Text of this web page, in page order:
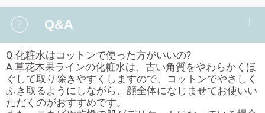
Q&A
Q.化粧水はコットンで使った方がいいの?
A.草花木果ラインの化粧水は、古い角質をやわらかくほ
ぐして取り除きやすくしますので、コットンでやさしく
ふき取るようにしながら、顔全体になじませてお使いい
ただくのがおすすめです。